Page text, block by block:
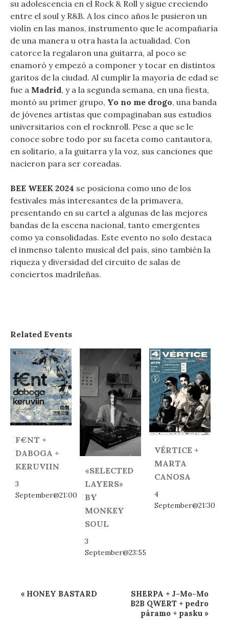
su adolescencia en el Rock & Roll y sigue creciendo
entre el soul y R&B. A los cinco años le pusieron un
violín en las manos, instrumento que le acompañaría
de una manera u otra hasta la actualidad. Con
catorce la regalaron una guitarra, al poco se
enamoró y empezó a componer y tocar en distintos
garitos de la ciudad. Al cumplir la mayoría de edad se
fue a Madrid, y a la segunda semana, en una fiesta,
montó su primer grupo, Yo no me drogo, una banda
de jóvenes artistas que compaginaban sus estudios
universitarios con el rocknroll. Pese a que se le
conoce sobre todo por su faceta como cantautora,
en solitario, a la guitarra y la voz, sus canciones que
nacieron para ser coreadas.
BEE WEEK 2024 se posiciona como uno de los
festivales más interesantes de la primavera,
presentando en su cartel a algunas de las mejores
bandas de la escena nacional, tanto emergentes
como ya consolidadas. Este evento no solo destaca
el inmenso talento musical del país, sino también la
riqueza y diversidad del circuito de salas de
conciertos madrileñas.
Related Events
F€NT +
DABOGA +
KERUVIIN
3
September@21:00
«SELECTED
LAYERS»
BY
MONKEY
SOUL
3
September@23:55
VÉRTICE +
MARTA
CANOSA
4
September@21:30
Event
« HONEY BASTARD
SHERPA + J-Mo-Mo
B2B QWERT + pedro
páramo + pasku »